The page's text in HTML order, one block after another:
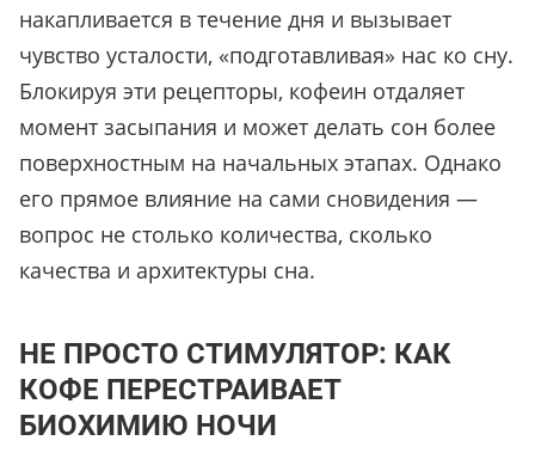
накапливается в течение дня и вызывает
чувство усталости, «подготавливая» нас ко сну.
Блокируя эти рецепторы, кофеин отдаляет
момент засыпания и может делать сон более
поверхностным на начальных этапах. Однако
его прямое влияние на сами сновидения —
вопрос не столько количества, сколько
качества и архитектуры сна.
НЕ ПРОСТО СТИМУЛЯТОР: КАК
КОФЕ ПЕРЕСТРАИВАЕТ
БИОХИМИЮ НОЧИ